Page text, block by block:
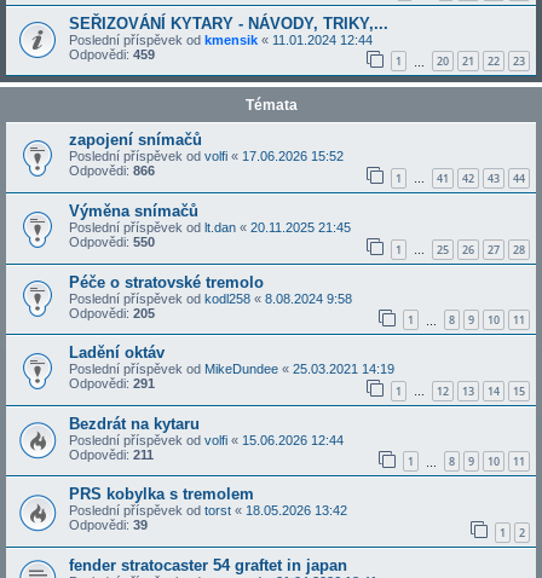
SEŘIZOVÁNÍ KYTARY - NÁVODY, TRIKY,...
Poslední příspěvek od kmensik « 11.01.2024 12:44
Odpovědi: 459 1 20 21 22 23
Témata
zapojení snímačů
Poslední příspěvek od volfi « 17.06.2026 15:52
Odpovědi: 866 1 … 41 42 43 44
Výměna snímačů
Poslední příspěvek od lt.dan « 20.11.2025 21:45
Odpovědi: 550 1 … 25 26 27 28
Péče o stratovské tremolo
Poslední příspěvek od kodl258 « 8.08.2024 9:58
Odpovědi: 205 1 8 9 10 11
Ladění oktáv
Poslední příspěvek od MikeDundee « 25.03.2021 14:19
Odpovědi: 291 1 … 12 13 14 15
Bezdrát na kytaru
Poslední příspěvek od volfi « 15.06.2026 12:44
Odpovědi: 211 1 8 9 10 11
PRS kobylka s tremolem
Poslední příspěvek od torst « 18.05.2026 13:42
Odpovědi: 39 1 2
fender stratocaster 54 graftet in japan